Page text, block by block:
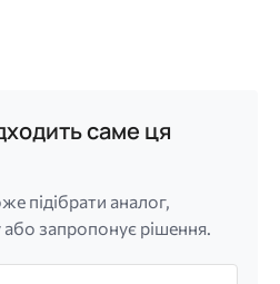
саме ця
підібрати аналог,
запропонує рішення.